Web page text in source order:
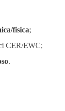
fisica;
CER/EWC;
.